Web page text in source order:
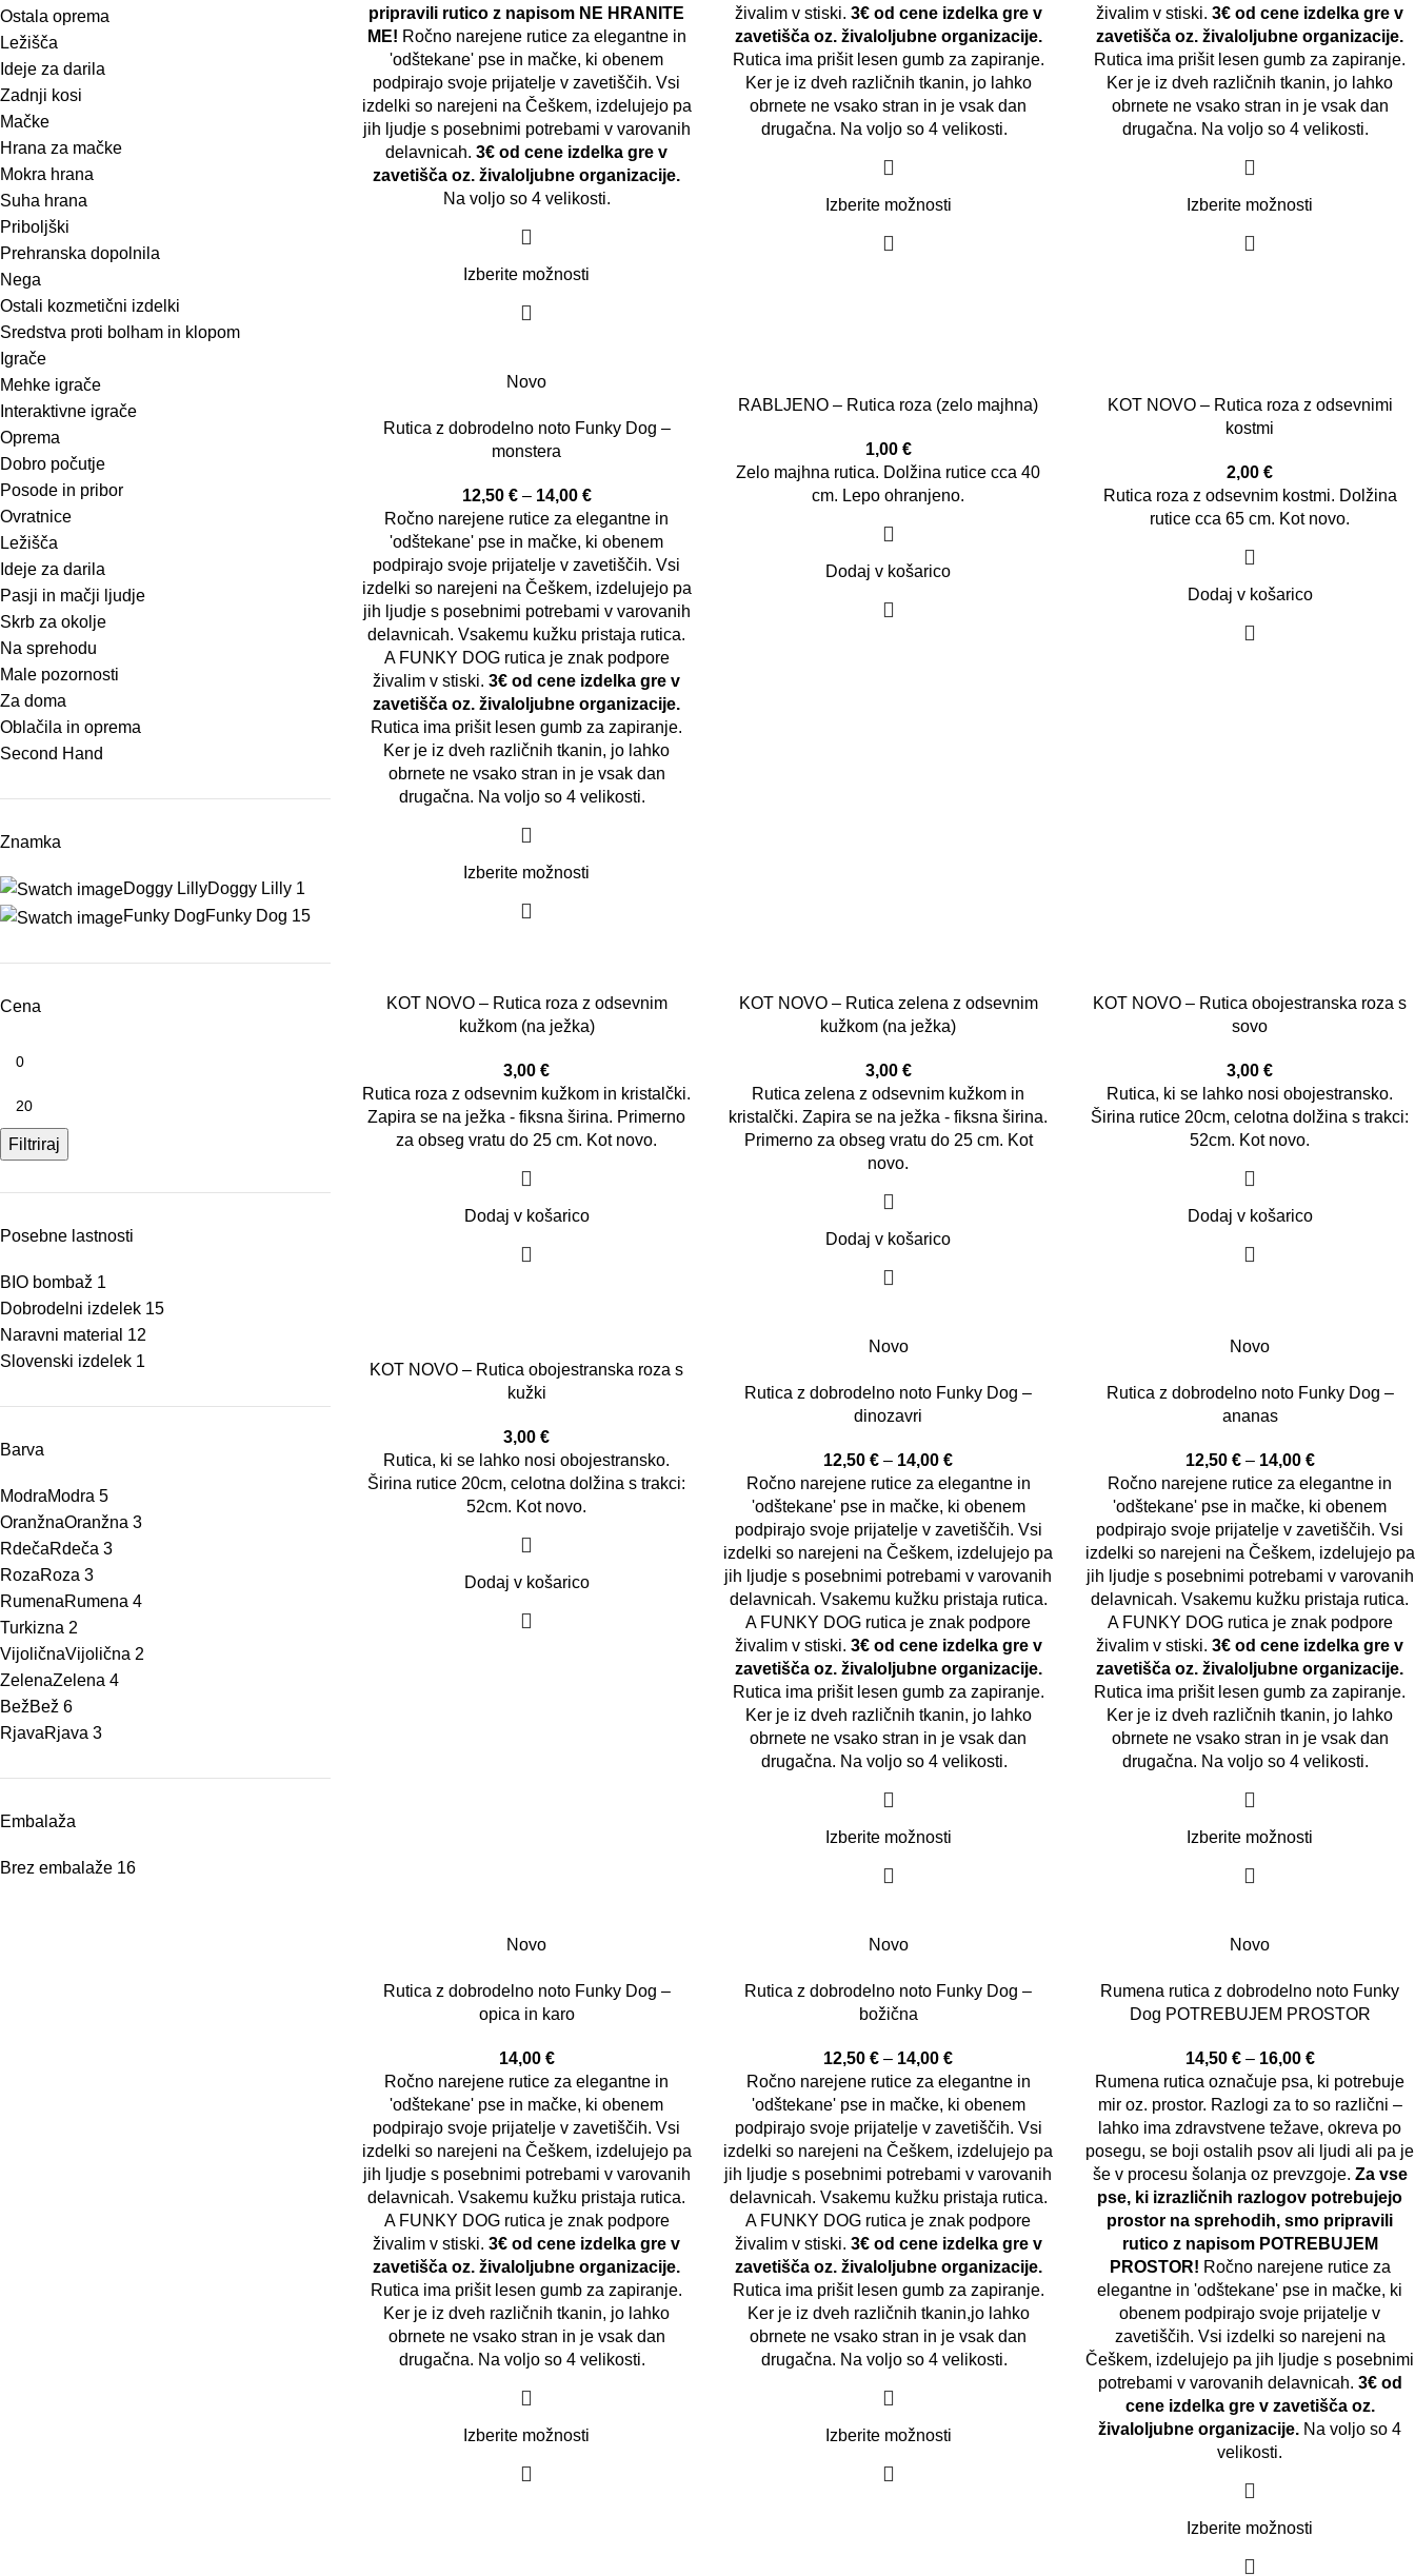
Ostala oprema
Ležišča
Ideje za darila
Zadnji kosi
Mačke
Hrana za mačke
Mokra hrana
Suha hrana
Priboljški
Prehranska dopolnila
Nega
Ostali kozmetični izdelki
Sredstva proti bolham in klopom
Igrače
Mehke igrače
Interaktivne igrače
Oprema
Dobro počutje
Posode in pribor
Ovratnice
Ležišča
Ideje za darila
Pasji in mačji ljudje
Skrb za okolje
Na sprehodu
Male pozornosti
Za doma
Oblačila in oprema
Second Hand
Znamka
Doggy LillyDoggy Lilly 1
Funky DogFunky Dog 15
Cena
Filtriraj
Posebne lastnosti
BIO bombaž 1
Dobrodelni izdelek 15
Naravni material 12
Slovenski izdelek 1
Barva
ModraModra 5
OranžnaOranžna 3
RdečaRdeča 3
RozaRoza 3
RumenaRumena 4
Turkizna 2
VijoličnaVijolična 2
ZelenaZelena 4
BežBež 6
RjavaRjava 3
Embalaža
Brez embalaže 16
pripravili rutico z napisom NE HRANITE
ME! Ročno narejene rutice za elegantne in
'odštekane' pse in mačke, ki obenem
podpirajo svoje prijatelje v zavetiščih. Vsi
izdelki so narejeni na Češkem, izdelujejo pa
jih ljudje s posebnimi potrebami v varovanih
delavnicah.3€ od cene izdelka gre v
zavetišča oz. živaloljubne organizacije.
Na voljo so 4 velikosti.
Izberite možnosti
živalim v stiski. 3€ od cene izdelka gre v
zavetišča oz. živaloljubne organizacije.
Rutica ima prišit lesen gumb za zapiranje.
Ker je iz dveh različnih tkanin, jo lahko
obrnete ne vsako stran in je vsak dan
drugačna. Na voljo so 4 velikosti.
Izberite možnosti
živalim v stiski.3€ od cene izdelka gre v
zavetišča oz. živaloljubne organizacije.
Rutica ima prišit lesen gumb za zapiranje.
Ker je iz dveh različnih tkanin, jo lahko
obrnete ne vsako stran in je vsak dan
drugačna. Na voljo so 4 velikosti.
Izberite možnosti
Novo
Rutica z dobrodelno noto Funky Dog –
monstera
12,50 € – 14,00 €
Ročno narejene rutice za elegantne in
'odštekane' pse in mačke, ki obenem
podpirajo svoje prijatelje v zavetiščih. Vsi
izdelki so narejeni na Češkem, izdelujejo pa
jih ljudje s posebnimi potrebami v varovanih
delavnicah. Vsakemu kužku pristaja rutica.
A FUNKY DOG rutica je znak podpore
živalim v stiski.3€ od cene izdelka gre v
zavetišča oz. živaloljubne organizacije.
Rutica ima prišit lesen gumb za zapiranje.
Ker je iz dveh različnih tkanin, jo lahko
obrnete ne vsako stran in je vsak dan
drugačna. Na voljo so 4 velikosti.
Izberite možnosti
RABLJENO – Rutica roza (zelo majhna)
1,00 €
Zelo majhna rutica. Dolžina rutice cca 40
cm. Lepo ohranjeno.
Dodaj v košarico
KOT NOVO – Rutica roza z odsevnimi
kostmi
2,00€
Rutica roza z odsevnim kostmi. Dolžina
rutice cca 65 cm. Kot novo.
Dodaj v košarico
KOT NOVO – Rutica roza z odsevnim
kužkom (na ježka)
3,00€
Rutica roza z odsevnim kužkom in kristalčki.
Zapira se na ježka - fiksna širina. Primerno
za obseg vratu do 25 cm. Kot novo.
Dodaj v košarico
KOT NOVO – Rutica zelena z odsevnim
kužkom (na ježka)
3,00 €
Rutica zelena z odsevnim kužkom in
kristalčki. Zapira se na ježka - fiksna širina.
Primerno za obseg vratu do 25 cm. Kot
novo.
Dodaj v košarico
KOT NOVO – Rutica obojestranska roza s
sovo
3,00€
Rutica, ki se lahko nosi obojestransko.
Širina rutice 20cm, celotna dolžina s trakci:
52cm. Kot novo.
Dodaj v košarico
KOT NOVO – Rutica obojestranska roza s
kužki
3,00€
Rutica, ki se lahko nosi obojestransko.
Širina rutice 20cm, celotna dolžina s trakci:
52cm. Kot novo.
Dodaj v košarico
Novo
Rutica z dobrodelno noto Funky Dog –
dinozavri
12,50€ – 14,00€
Ročno narejene rutice za elegantne in
'odštekane' pse in mačke, ki obenem
podpirajo svoje prijatelje v zavetiščih. Vsi
izdelki so narejeni na Češkem, izdelujejo pa
jih ljudje s posebnimi potrebami v varovanih
delavnicah. Vsakemu kužku pristaja rutica.
A FUNKY DOG rutica je znak podpore
živalim v stiski. 3€ od cene izdelka gre v
zavetišča oz. živaloljubne organizacije.
Rutica ima prišit lesen gumb za zapiranje.
Ker je iz dveh različnih tkanin, jo lahko
obrnete ne vsako stran in je vsak dan
drugačna. Na voljo so 4 velikosti.
Izberite možnosti
Novo
Rutica z dobrodelno noto Funky Dog –
ananas
12,50 € – 14,00 €
Ročno narejene rutice za elegantne in
'odštekane' pse in mačke, ki obenem
podpirajo svoje prijatelje v zavetiščih. Vsi
izdelki so narejeni na Češkem, izdelujejo pa
jih ljudje s posebnimi potrebami v varovanih
delavnicah. Vsakemu kužku pristaja rutica.
A FUNKY DOG rutica je znak podpore
živalim v stiski.3€ od cene izdelka gre v
zavetišča oz. živaloljubne organizacije.
Rutica ima prišit lesen gumb za zapiranje.
Ker je iz dveh različnih tkanin, jo lahko
obrnete ne vsako stran in je vsak dan
drugačna. Na voljo so 4 velikosti.
Izberite možnosti
Novo
Rutica z dobrodelno noto Funky Dog –
opica in karo
14,00 €
Ročno narejene rutice za elegantne in
'odštekane' pse in mačke, ki obenem
podpirajo svoje prijatelje v zavetiščih. Vsi
izdelki so narejeni na Češkem, izdelujejo pa
jih ljudje s posebnimi potrebami v varovanih
delavnicah. Vsakemu kužku pristaja rutica.
A FUNKY DOG rutica je znak podpore
živalim v stiski.3€ od cene izdelka gre v
zavetišča oz. živaloljubne organizacije.
Rutica ima prišit lesen gumb za zapiranje.
Ker je iz dveh različnih tkanin, jo lahko
obrnete ne vsako stran in je vsak dan
drugačna. Na voljo so 4 velikosti.
Izberite možnosti
Novo
Rutica z dobrodelno noto Funky Dog –
božična
12,50€ – 14,00€
Ročno narejene rutice za elegantne in
'odštekane' pse in mačke, ki obenem
podpirajo svoje prijatelje v zavetiščih. Vsi
izdelki so narejeni na Češkem, izdelujejo pa
jih ljudje s posebnimi potrebami v varovanih
delavnicah. Vsakemu kužku pristaja rutica.
A FUNKY DOG rutica je znak podpore
živalim v stiski. 3€ od cene izdelka gre v
zavetišča oz. živaloljubne organizacije.
Rutica ima prišit lesen gumb za zapiranje.
Ker je iz dveh različnih tkanin,jo lahko
obrnete ne vsako stran in je vsak dan
drugačna. Na voljo so 4 velikosti.
Izberite možnosti
Novo
Rumena rutica z dobrodelno noto Funky
Dog POTREBUJEM PROSTOR
14,50 € – 16,00 €
Rumena rutica označuje psa, ki potrebuje
mir oz. prostor. Razlogi za to so različni –
lahko ima zdravstvene težave, okreva po
posegu, se boji ostalih psov ali ljudi ali pa je
še v procesu šolanja oz prevzgoje. Za vse
pse, ki izrazličnih razlogov potrebujejo
prostor na sprehodih, smo pripravili
rutico z napisom POTREBUJEM
PROSTOR! Ročno narejene rutice za
elegantne in 'odštekane' pse in mačke, ki
obenem podpirajo svoje prijatelje v
zavetiščih. Vsi izdelki so narejeni na
Češkem, izdelujejo pa jih ljudje s posebnimi
potrebami v varovanih delavnicah. 3€ od
cene izdelka gre v zavetišča oz.
živaloljubne organizacije. Na voljo so 4
velikosti.
Izberite možnosti